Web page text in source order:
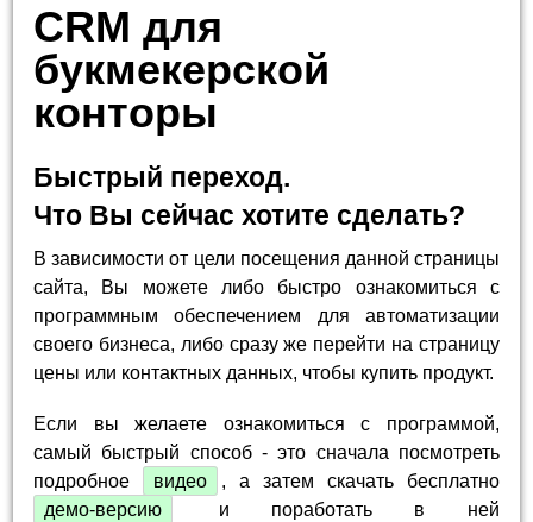
CRM для
букмекерской
конторы
Быстрый переход.
Что Вы сейчас хотите сделать?
В зависимости от цели посещения данной страницы
сайта, Вы можете либо быстро ознакомиться с
программным обеспечением для автоматизации
своего бизнеса, либо сразу же перейти на страницу
цены или контактных данных, чтобы купить продукт.
Если вы желаете ознакомиться с программой,
самый быстрый способ - это сначала посмотреть
подробное
видео
, а затем скачать бесплатно
демо-версию
и поработать в ней